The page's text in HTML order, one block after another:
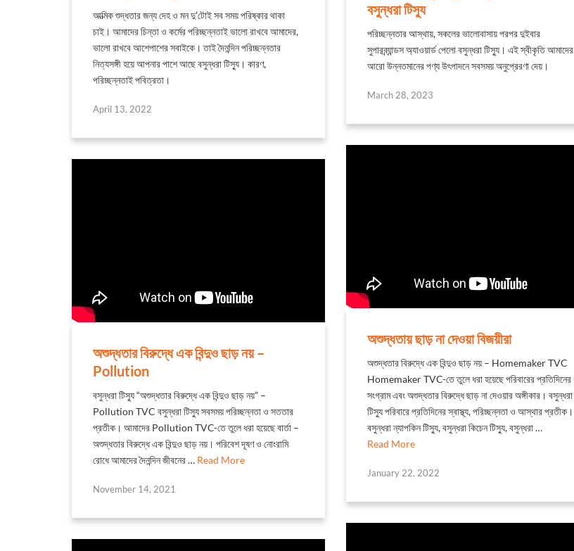
বসুন্ধরা টিস্যু
পরিচ্ছন্নতার আস্থায়, সকলের ভালোবাসায় পরপর দুইবার
সুপারব্র্যান্ডস অ্যাওয়ার্ড পেলো বসুন্ধরা টিস্যু। এই স্বীকৃতি আমাদের
আরো উন্নতমানের পণ্য উৎপাদনে সবসময় অনুপ্রেরণা দেয়।
March 28, 2023
আত্মিক শুদ্ধতার জন্য দেহ ও মন দু’টোই সব সময় পরিষ্কার থাকা
চাই। আমাদের চিন্তা ও কর্মের পরিচ্ছন্নতাই ভালো রাখবে আমাদের,
ভালো রাখবে আশেপাশের সবাইকে। তাই দৈনন্দিন পরিচ্ছন্নতার
নিত্যসঙ্গী হয়ে আপনার পাশে আছে বসুন্ধরা টিস্যু। কারণ,
পরিচ্ছন্নতাই পবিত্রতা।
April 13, 2022
অশুদ্ধতায় ছাড় না দেওয়া বিজয়ীরা
অশুদ্ধতার বিরুদ্ধে এক বিন্দুও ছাড় নয় – Homemaker TVC
Homemaker TVC-তে তুলে ধরা হয়েছে পরিবারের প্রতিদিনের
সংগ্রাম এবং অশুদ্ধতার বিরুদ্ধে ছাড় না দেওয়ার অঙ্গীকার। বসুন্ধরা
টিস্যু পরিবারে প্রতিদিনের স্বাস্থ্য, পরিচ্ছন্নতা ও আস্থার প্রতীক।
বসুন্ধরা ন্যাপকিন টিস্যু, বসুন্ধরা কিচেন টিস্যু, বসুন্ধরা …
Read More
January 22, 2022
অশুদ্ধতার বিরুদ্ধে এক বিন্দুও ছাড় নয় –
Pollution
বসুন্ধরা টিস্যু “অশুদ্ধতার বিরুদ্ধে এক বিন্দুও ছাড় নয়” –
Pollution TVC বসুন্ধরা টিস্যু সবসময় পরিচ্ছন্নতা ও সততার
প্রতীক। আমাদের Pollution TVC-তে তুলে ধরা হয়েছে বার্তা –
অশুদ্ধতার বিরুদ্ধে এক বিন্দুও ছাড় নয়। পরিবেশ দূষণ ও নোংরামি
রোধে আমাদের দৈনন্দিন জীবনের … Read More
November 14, 2021